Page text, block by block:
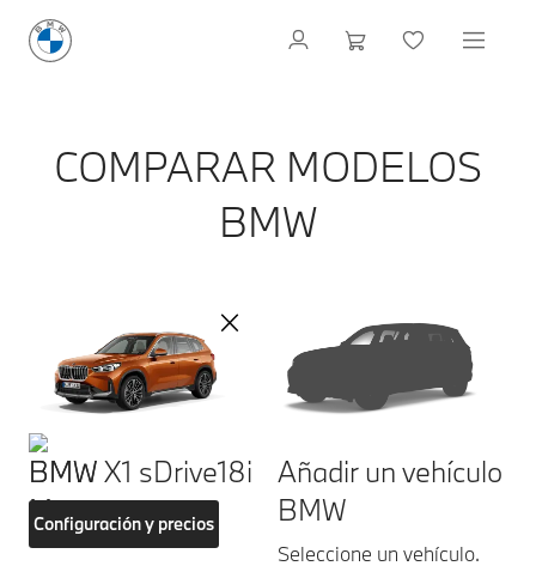
COMPARAR MODELOS
BMW
BMW X1 sDrive18i
Configuración y precios
Añadir un vehículo
BMW
Seleccione un vehículo.